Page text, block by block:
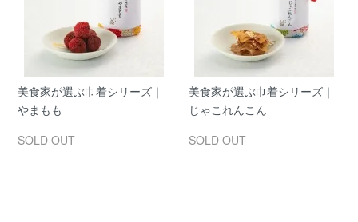
美食家が選ぶ巾着シリーズ｜
やまもも
SOLD OUT
美食家が選ぶ巾着シリーズ｜
じゃこれんこん
SOLD OUT